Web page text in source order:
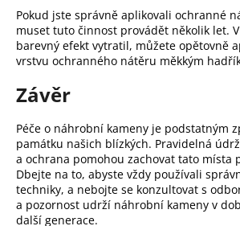
Pokud jste správně aplikovali ochranné
muset tuto činnost provádět několik let.
barevný efekt vytratil, můžete opětovně
vrstvu ochranného nátěru měkkým
Závěr
Péče o náhrobní kameny je podstatným
památku našich blízkých. Pravidelná
a ochrana pomohou zachovat tato místa
Dbejte na to, abyste vždy používali
techniky, a nebojte se konzultovat s
a pozornost udrží náhrobní kameny v
další generace.